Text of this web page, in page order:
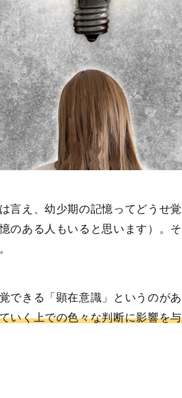
言え、幼少期の記憶ってどうせ
のある人もいると思います）。
できる「顕在意識」というのが
いく上での色々な判断に影響を